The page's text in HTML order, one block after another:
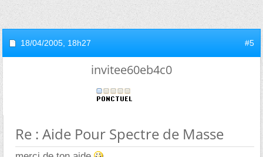
18/04/2005, 18h27 #5
invitee60eb4c0
Re : Aide Pour Spectre de Masse